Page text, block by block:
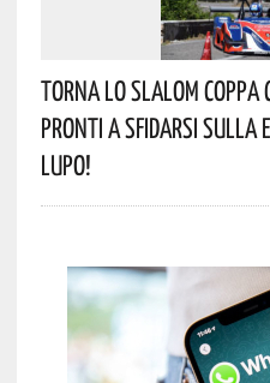
Torna Lo Slalom
Pronti A Sfidarsi Sulla
Lupo!